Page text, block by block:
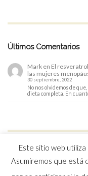
Últimos Comentarios
Mark en El
las mujeres
30 septiembre, 2022
No nos olvidemos de
dieta completa. En
Este sitio web
Asumiremos que está